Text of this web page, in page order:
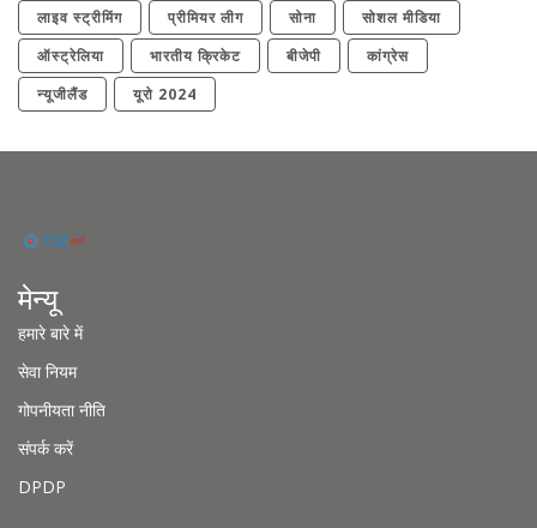
लाइव स्ट्रीमिंग
प्रीमियर लीग सोना
सोशल मीडिया
ऑस्ट्रेलिया
भारतीय क्रिकेट बीजेपी
कांग्रेस
न्यूजीलैंड
यूरो 2024
मेन्यू
हमारे बारे में
सेवा नियम
गोपनीयता नीति
संपर्क करें
DPDP